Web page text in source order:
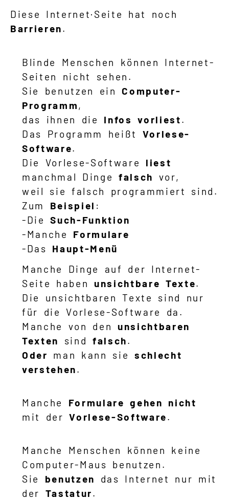
Diese Internet·Seite hat noch
Barrieren.
Blinde Menschen können Internet-
Seiten nicht sehen.
Sie benutzen einComputer-
Programm,
das ihnen die Infos vorliest.
Das Programm heißt Vorlese-
Software.
Die Vorlese-Software liest
manchmal Dingefalsch
vor,
weil sie falsch programmiert sind.
Zum Beispiel :
-DieSuch-Funktion
-Manche Formulare
-Das Haupt-Menü
Manche Dinge auf der Internet-
Seite haben unsichtbare Texte.
Die unsichtbaren Texte sind nur
für die Vorlese-Software da.
Manche von den unsichtbaren
Texten
sind falsch.
Oder
man kann sie
schlecht
verstehen.
Manche Formulare gehen
nicht
mit derVorlese-Software.
Manche Menschen können keine
Computer-Maus benutzen.
Sie benutzen
das Internet nur mit
der Tastatur.